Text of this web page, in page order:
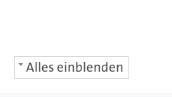
Alles einblenden